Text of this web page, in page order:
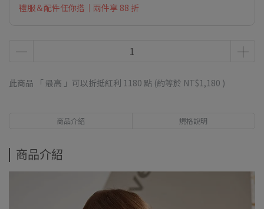
禮服＆配件任你搭｜兩件享 88 折
此商品 「 最高 」可以折抵紅利 1180 點 (約等於 NT$1,180 )
商品介紹 規格說明
商品介紹